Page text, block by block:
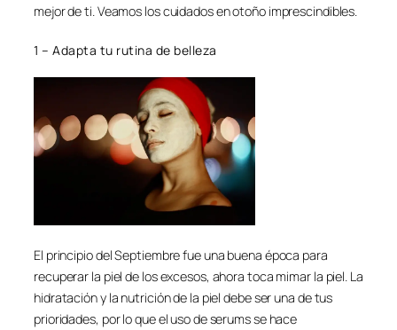
mejor de ti. Veamos los cuidados en otoño imprescindibles.
1 – Adapta tu rutina de belleza
El principio del Septiembre fue una buena época para
recuperar la piel de los excesos, ahora toca mimar la piel. La
hidratación y la nutrición de la piel debe ser una de tus
prioridades, por lo que el uso de serums se hace